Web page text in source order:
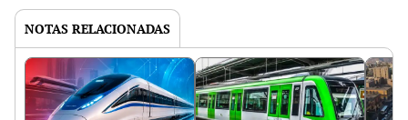
NOTAS RELACIONADAS